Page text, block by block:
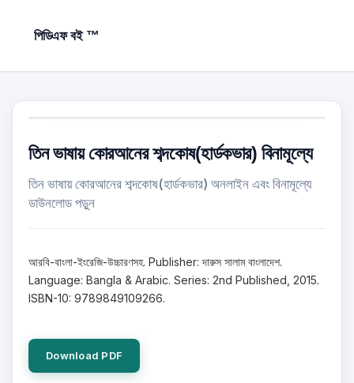
পিডিএফ বই ™
তিন ভাষায় কোরআনের শব্দকোষ(হার্ডকভার) বিনামূল্যে
তিন ভাষায় কোরআনের শব্দকোষ(হার্ডকভার) অনলাইন এবং বিনামূল্যে
ডাউনলোড পড়ুন
আরবি-বাংলা-ইংরেজি-উচ্চারণসহ. Publisher: দারুস সালাম বাংলাদেশ.
Language: Bangla & Arabic. Series: 2nd Published, 2015.
ISBN-10: 9789849109266.
Download PDF